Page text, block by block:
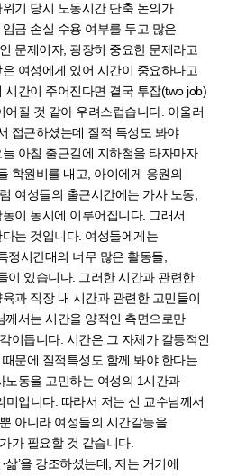
기 당시 노동시간 단축 논의가
금 손실 수용 여부를 두고 많은
문제이자, 굉장히 중요한 문제라고
여성에게 있어 시간이 중요하다고
간이 주어진다면 결국 투잡(two job)
질 것 같아 우려스럽습니다. 아울러
접근하셨는데 질적 특성도 봐야
아침 출근길에 지하철을 타자마자
학원비를 내고, 아이에게 응원의
여성들의 출근시간에는 가사 노동,
이 동시에 이루어집니다. 그래서
는 것입니다. 여성들에게는
정시간대의 너무 많은 활동들,
이 있습니다. 그러한 시간과 관련한
과 직장 내 시간과 관련한 고민들이
께서는 시간을 양적인 측면으로만
이듭니다. 시간은 그 자체가 갈등적인
문에 질적특성도 함께 봐야 한다는
노동을 고민하는 여성의 1시간과
입니다. 따라서 저는 신 교수님께서
아니라 여성들의 시간갈등을
가 필요할 것 같습니다.
삶’을 강조하셨는데, 저는 거기에